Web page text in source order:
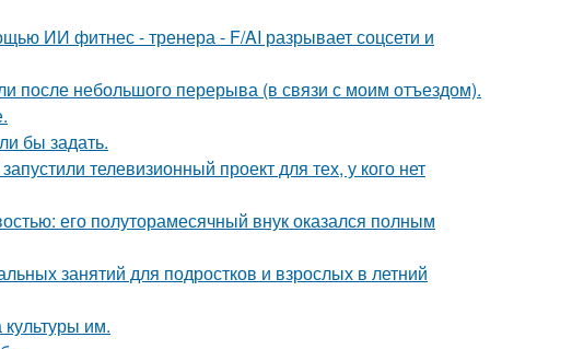
ИИ фитнес - тренера - F/AI разрывает соцсети и
после небольшого перерыва (в связи с моим отъездом).
бы задать.
телевизионный проект для тех, у кого нет
его полуторамесячный внук оказался полным
занятий для подростков и взрослых в летний
им.